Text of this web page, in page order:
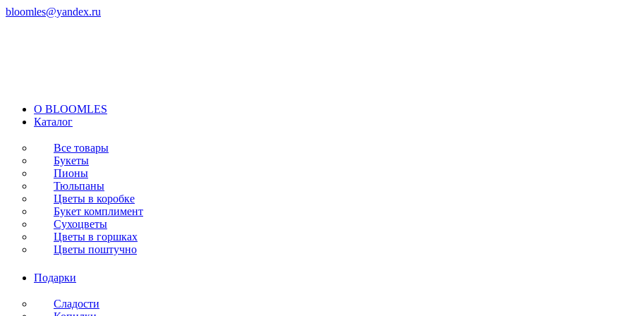
bloomles@yandex.ru
O BLOOMLES
Каталог
Все товары
Букеты
Пионы
Тюльпаны
Цветы в коробке
Букет комплимент
Сухоцветы
Цветы в горшках
Цветы поштучно
Подарки
Сладости